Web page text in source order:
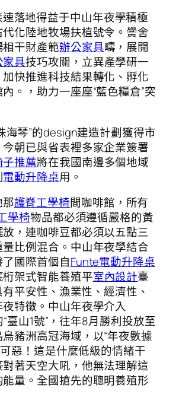
落地得益于中山年夜學積極
化陸地牧場扶植號令。黌舍
干財產範辦公家具疇，展開
家具技巧攻關，立異產學研一
快推進科技結果轉化、孵化
。，助力一座座“藍色糧倉”突
海琴”的design建造計劃獲得市
朝已與省表裡多家企業簽署
推薦將在我國南邊多個地域
電動升降桌用。
護脊工學椅間咖啡館，所有
學椅物品都必須遵循嚴格的黃
，連咖啡豆都必須以五點三
比例混合。中山年夜學結合
國際首個自Funte電動升降桌
架式智能養殖平室內設計臺
有平安性、漁業性、經濟性、
特徵。中山年夜學介入
臺山1號”，往年8月勝利投放至
豬洲高冠海域，以“年夜數據
惡！這是什麼低級的情緒干
著天空大吼，他無法理解這
量。全國搶先的聰明養殖形